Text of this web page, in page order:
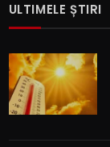
ULTIMELE ȘTIRI